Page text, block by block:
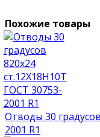
Похожие товары
Отводы 30
2001 R1